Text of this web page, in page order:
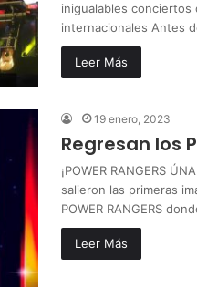
inigualables conciertos
internacionales Antes
Leer Más
19 enero, 2023
Regresan los
¡POWER RANGERS
salieron las primeras
POWER RANGERS
Leer Más